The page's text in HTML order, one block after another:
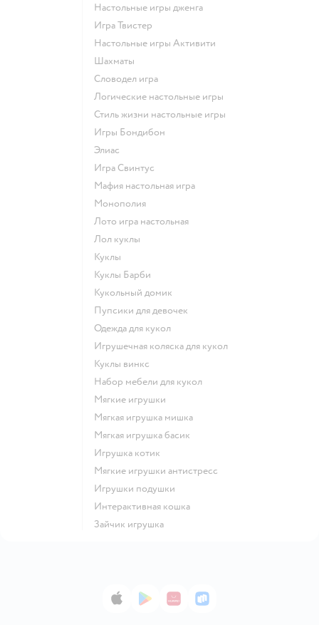
Настольные игры дженга
Игра Твистер
Настольные игры Активити
Шахматы
Словодел игра
Логические настольные игры
Стиль жизни настольные игры
Игры Бондибон
Элиас
Игра Свинтус
Мафия настольная игра
Монополия
Лото игра настольная
Лол куклы
Куклы
Куклы Барби
Кукольный домик
Пупсики для девочек
Одежда для кукол
Игрушечная коляска для кукол
Куклы винкс
Набор мебели для кукол
Мягкие игрушки
Мягкая игрушка мишка
Мягкая игрушка басик
Игрушка котик
Мягкие игрушки антистресс
Игрушки подушки
Интерактивная кошка
Зайчик игрушка
App StoreGoogle Play
AppGallery
RuStore